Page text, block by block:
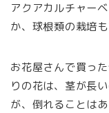
アクアカルチャー
か、球根類の栽培も
お花屋さんで買っ
りの花は、茎が長
が、倒れることはあ